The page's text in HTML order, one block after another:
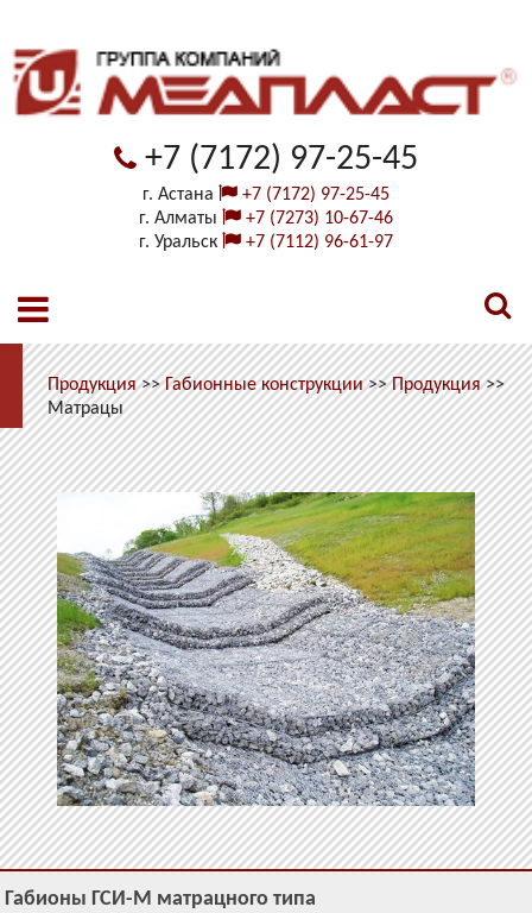
+7 (7172) 97-25-45
г. Астана
+7 (7172) 97-25-45
г. Алматы
+7 (7273) 10-67-46
г. Уральск
+7 (7112) 96-61-97
Продукция>>Габионные конструкции>>Продукция>>
Матрацы
Габионы ГСИ-М матрацного типа